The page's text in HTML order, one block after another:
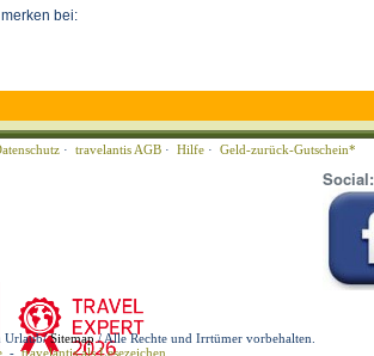
bei:
· travelantis AGB · Hilfe · Geld-zurück-Gutschein*
Social:
Urlaub/Sitemap/ Alle Rechte und Irrtümer vorbehalten.
-travelantis als Lesezeichen